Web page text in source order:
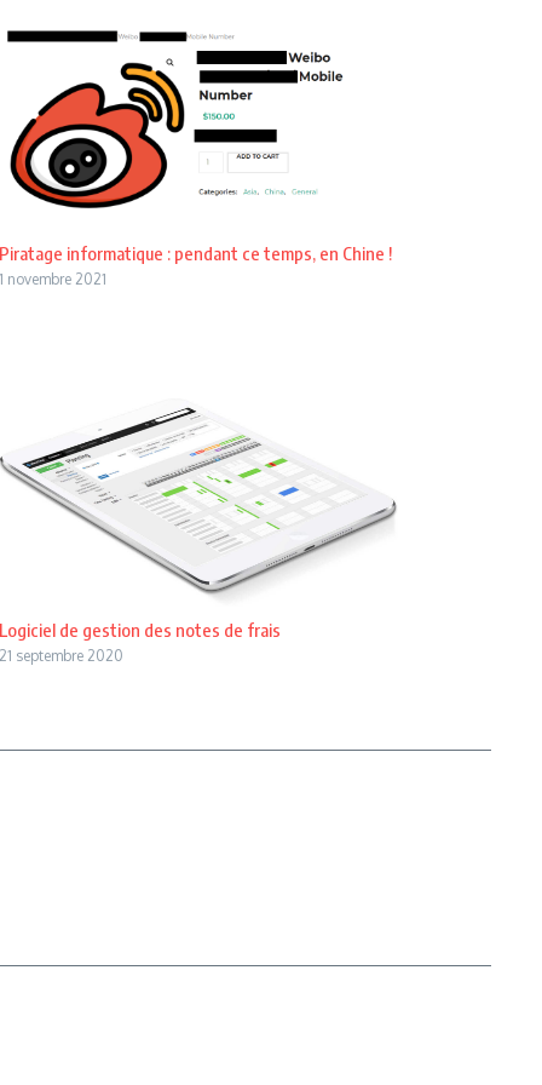
Piratage informatique : pendant ce temps, en Chine !
1 novembre 2021
Logiciel de gestion des notes de frais
21 septembre 2020